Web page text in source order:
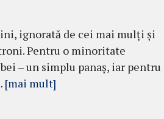
ignorată de cei mai mulţi şi
Pentru o minoritate
– un simplu panaş, iar pen­tru
[mai mult]